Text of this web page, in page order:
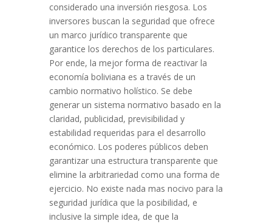
considerado una inversión riesgosa. Los
inversores buscan la seguridad que ofrece
un marco jurídico transparente que
garantice los derechos de los particulares.
Por ende, la mejor forma de reactivar la
economía boliviana es a través de un
cambio normativo holístico. Se debe
generar un sistema normativo basado en la
claridad, publicidad, previsibilidad y
estabilidad requeridas para el desarrollo
económico. Los poderes públicos deben
garantizar una estructura transparente que
elimine la arbitrariedad como una forma de
ejercicio. No existe nada mas nocivo para la
seguridad jurídica que la posibilidad, e
inclusive la simple idea, de que la